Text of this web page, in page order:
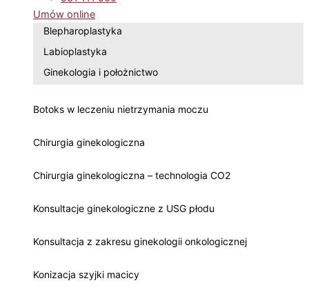
Umów online
Blepharoplastyka
Labioplastyka
Ginekologia i położnictwo
Botoks w leczeniu nietrzymania moczu
Chirurgia ginekologiczna
Chirurgia ginekologiczna – technologia CO2
Konsultacje ginekologiczne z USG płodu
Konsultacja z zakresu ginekologii onkologicznej
Konizacja szyjki macicy